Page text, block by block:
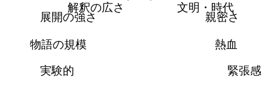
文明・時代
親密さ
熱血
緊張感
実験的
物語の規模
展開の強さ
解釈の広さ